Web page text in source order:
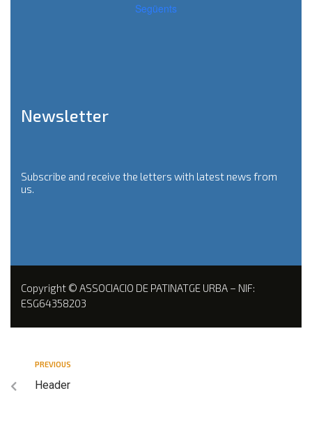
Següents
Newsletter
Subscribe and receive the letters with latest news from
us.
Copyright © ASSOCIACIO DE PATINATGE URBA – NIF:
ESG64358203
PREVIOUS
Header